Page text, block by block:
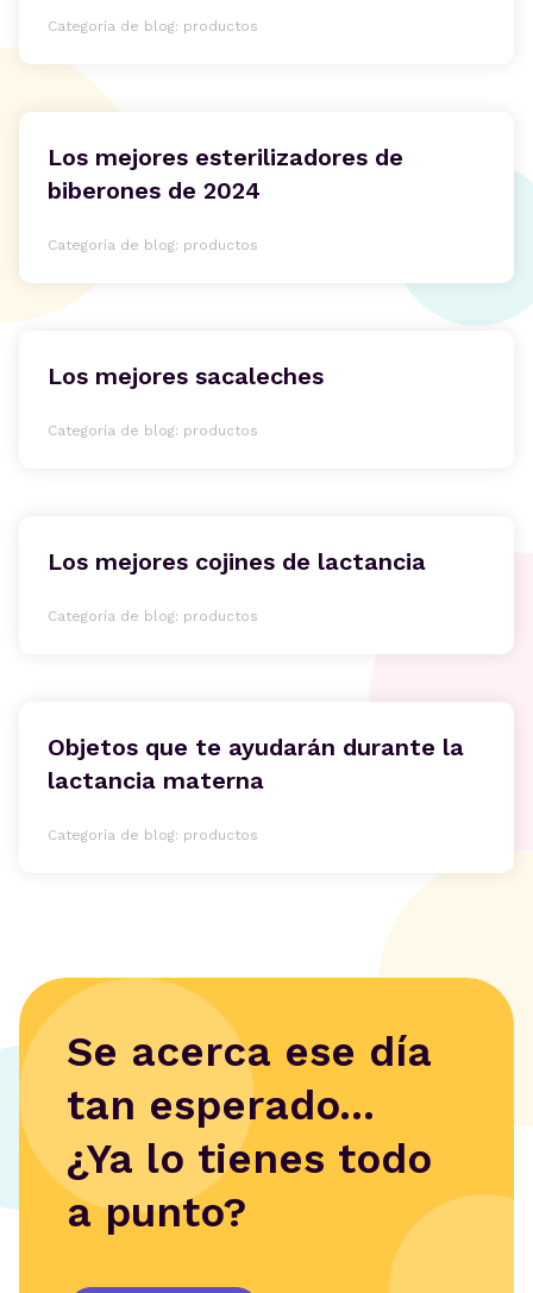
Categoría de blog: productos
Los mejores esterilizadores de
biberones de 2024
Categoría de blog: productos
Los mejores sacaleches
Categoría de blog: productos
Los mejores cojines de lactancia
Categoría de blog: productos
Objetos que te ayudarán durante la
lactancia materna
Categoría de blog: productos
Se acerca ese día
tan esperado...
¿Ya lo tienes todo
a punto?